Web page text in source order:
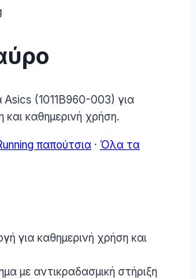
Asics (1011B960-003) για
και καθημερινή χρήση.
παπούτσια · Όλα τα
για καθημερινή χρήση και
με αντικραδασμική στήριξη